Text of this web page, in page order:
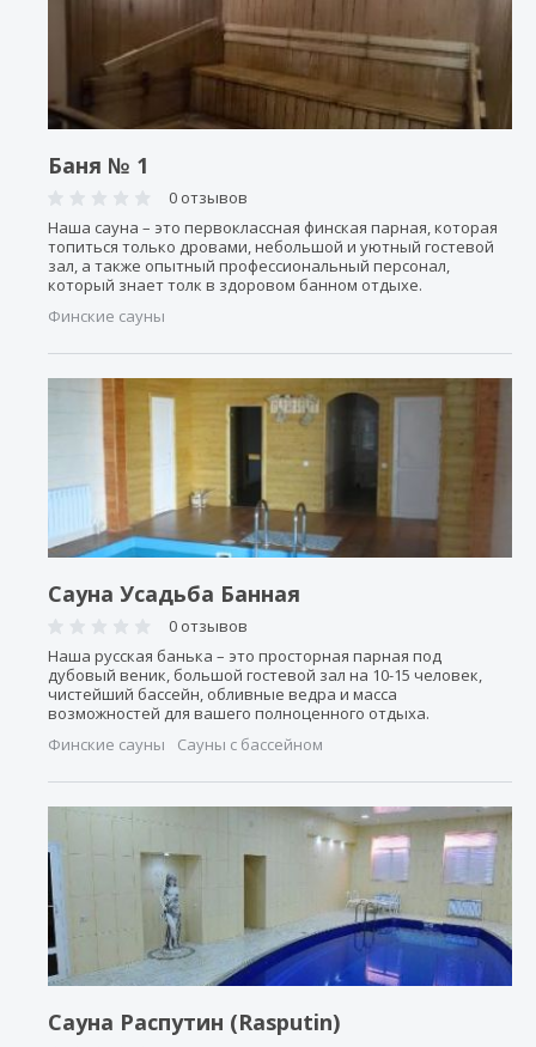
Баня № 1
0 отзывов
Наша сауна – это первоклассная финская парная, которая
топиться только дровами, небольшой и уютный гостевой
зал, а также опытный профессиональный персонал,
который знает толк в здоровом банном отдыхе.
Финские сауны
Сауна Усадьба Банная
0 отзывов
Наша русская банька – это просторная парная под
дубовый веник, большой гостевой зал на 10-15 человек,
чистейший бассейн, обливные ведра и масса
возможностей для вашего полноценного отдыха.
Финские сауны
Сауны с бассейном
Сауна Распутин (Rasputin)